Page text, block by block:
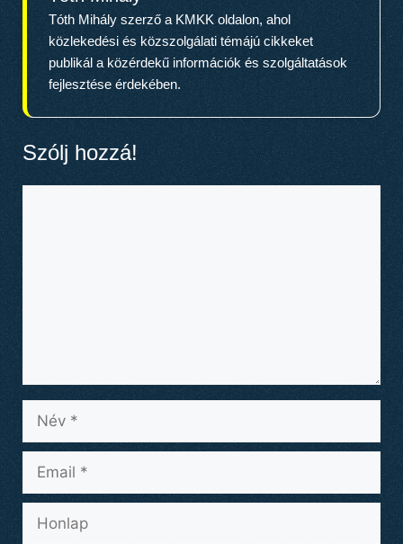
Tóth Mihály szerző a KMKK oldalon, ahol
közlekedési és közszolgálati témájú cikkeket
publikál a közérdekű információk és szolgáltatások
fejlesztése érdekében.
Szólj hozzá!
Név
Email
Honlap